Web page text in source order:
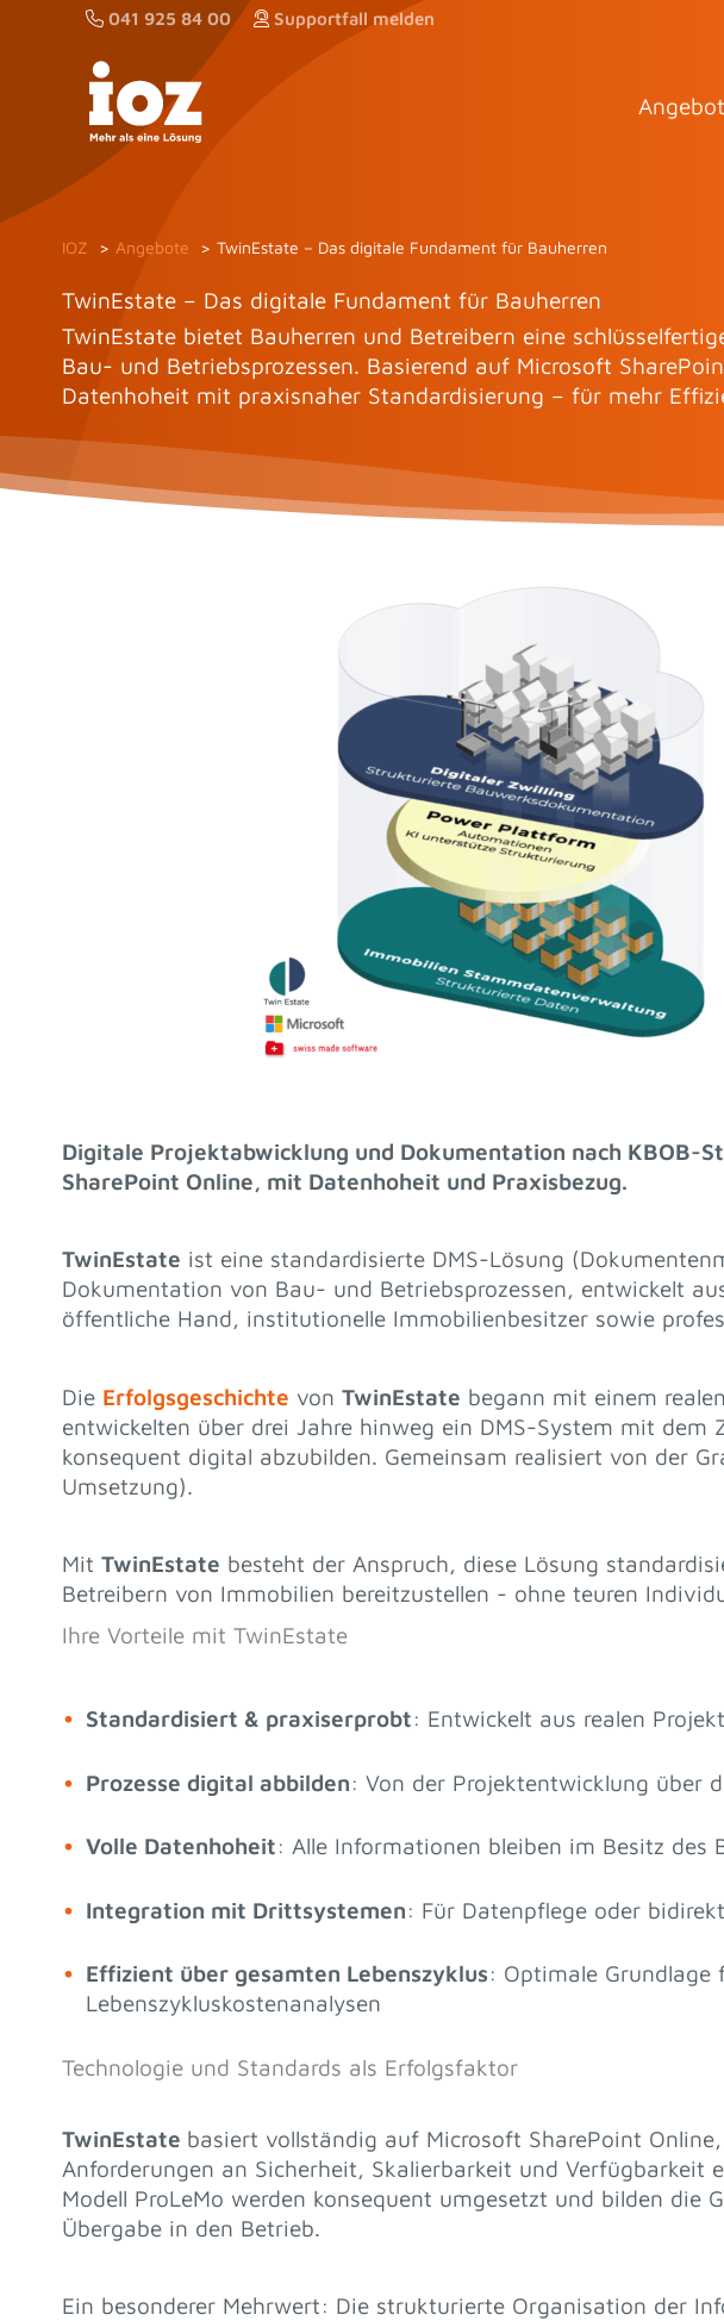
041 925 84 00 Supportfall melden
IOZ Angebote TwinEstate – Das digitale Fundament für Bauherren
TwinEstate – Das digitale Fundament für Bauherren
TwinEstate bietet Bauherren und Betreibern eine
Bau- und Betriebsprozessen. Basierend auf Microsoft
Datenhoheit mit praxisnaher Standardisierung – für mehr
Digitale Projektabwicklung und Dokumentation nach KBOB-
SharePoint Online, mit Datenhoheit und Praxisbezug.
TwinEstate ist eine standardisierte DMS-Lösung
Dokumentation von Bau- und Betriebsprozessen, entwickelt
öffentliche Hand, institutionelle Immobilienbesitzer sowie
Die Erfolgsgeschichte von TwinEstate begann mit einem
entwickelten über drei Jahre hinweg ein DMS-System mit dem
konsequent digital abzubilden. Gemeinsam realisiert von der
Umsetzung).
Mit TwinEstate besteht der Anspruch, diese Lösung
Betreibern von Immobilien bereitzustellen - ohne teuren
Ihre Vorteile mit TwinEstate
Standardisiert & praxiserprobt: Entwickelt aus realen
Prozesse digital abbilden: Von der Projektentwicklung über
Volle Datenhoheit: Alle Informationen bleiben im Besitz des
Integration mit Drittsystemen: Für Datenpflege oder
Effizient über gesamten Lebenszyklus: Optimale
Lebenszykluskostenanalysen
Technologie und Standards als Erfolgsfaktor
TwinEstate basiert vollständig auf Microsoft SharePoint
Anforderungen an Sicherheit, Skalierbarkeit und Verfügbarkeit
Modell ProLeMo werden konsequent umgesetzt und bilden
Übergabe in den Betrieb.
Ein besonderer Mehrwert: Die strukturierte Organisation der